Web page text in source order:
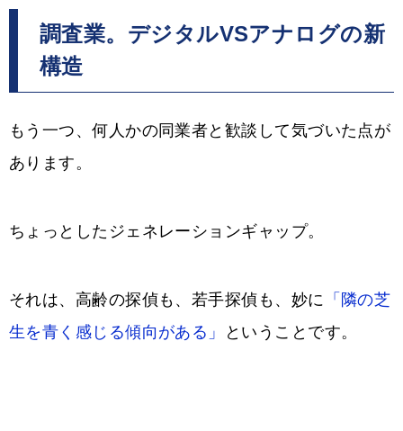
調査業。デジタルVSアナログの新
構造
もう一つ、何人かの同業者と歓談して気づいた点が
あります。
ちょっとしたジェネレーションギャップ。
それは、高齢の探偵も、若手探偵も、妙に
「隣の芝
生を青く感じる傾向がある」
ということです。